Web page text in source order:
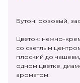
Бутон: розовый,
Цветок: нежно-
со светлым
плоский до
одном цветке,
ароматом.